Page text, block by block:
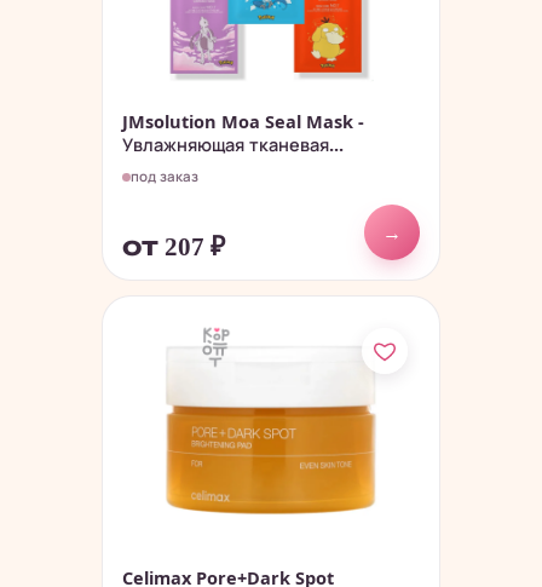
JMsolution Moa Seal Mask -
Увлажняющая тканевая...
под заказ
от 207 ₽
→
Celimax Pore+Dark Spot